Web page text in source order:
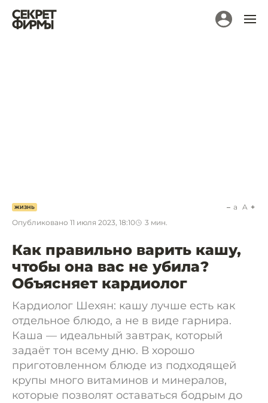
ЖИЗНЬ
Опубликовано 11 июля 2023, 18:10 3 мин.
a A
Как правильно варить кашу,
чтобы она вас не убила?
Объясняет кардиолог
Кардиолог Шехян: кашу лучше есть как
отдельное блюдо, а не в виде гарнира.
Каша — идеальный завтрак, который
задаёт тон всему дню. В хорошо
приготовленном блюде из подходящей
крупы много витаминов и минералов,
которые позволят оставаться бодрым до